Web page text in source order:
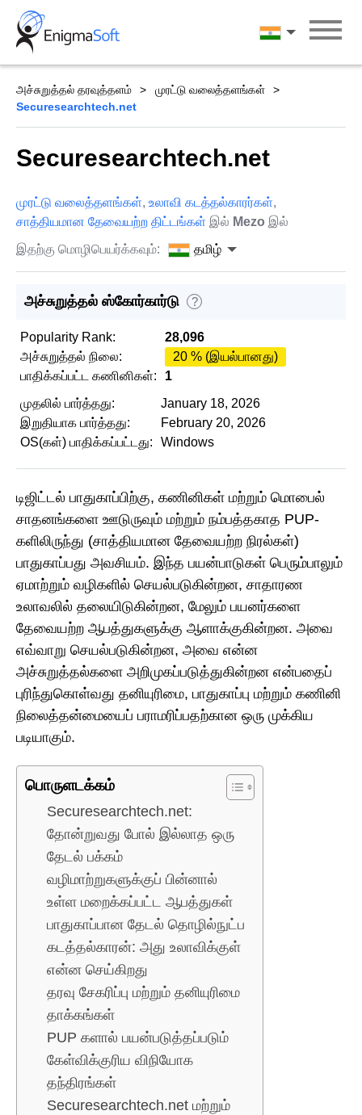
Skip
content
தமிழ்
அச்சுறுத்தல் தரவுத்தளம்
முரட்டு வலைத்தளங்கள்
Securesearchtech.net
Securesearchtech.net
முரட்டு வலைத்தளங்கள், உலாவி கடத்தல்காரர்கள்,
சாத்தியமான தேவையற்ற திட்டங்கள் இல் Mezo இல்
இதற்கு மொழிபெயர்க்கவும்:
தமிழ்
அச்சுறுத்தல் ஸ்கோர்கார்டு ?
Popularity Rank:
28,096
அச்சுறுத்தல் நிலை:
20 % (இயல்பானது)
பாதிக்கப்பட்ட கணினிகள்:
1
முதலில் பார்த்தது:
January 18, 2026
இறுதியாக பார்த்தது:
February 20, 2026
OS(கள்) பாதிக்கப்பட்டது:
Windows
டிஜிட்டல் பாதுகாப்பிற்கு, கணினிகள் மற்றும் மொபைல்
சாதனங்களை ஊடுருவும் மற்றும் நம்பத்தகாத PUP-
களிலிருந்து (சாத்தியமான தேவையற்ற நிரல்கள்)
பாதுகாப்பது அவசியம். இந்த பயன்பாடுகள் பெரும்பாலும்
ஏமாற்றும் வழிகளில் செயல்படுகின்றன, சாதாரண
உலாவலில் தலையிடுகின்றன, மேலும் பயனர்களை
தேவையற்ற ஆபத்துகளுக்கு ஆளாக்குகின்றன. அவை
எவ்வாறு செயல்படுகின்றன, அவை என்ன
அச்சுறுத்தல்களை அறிமுகப்படுத்துகின்றன என்பதைப்
புரிந்துகொள்வது தனியுரிமை, பாதுகாப்பு மற்றும் கணினி
நிலைத்தன்மையைப் பராமரிப்பதற்கான ஒரு முக்கிய
படியாகும்.
பொருளடக்கம்
Securesearchtech.net:
தோன்றுவது போல் இல்லாத ஒரு
தேடல் பக்கம்
வழிமாற்றுகளுக்குப் பின்னால்
உள்ள மறைக்கப்பட்ட ஆபத்துகள்
பாதுகாப்பான தேடல் தொழில்நுட்ப
கடத்தல்காரன்: அது உலாவிக்குள்
என்ன செய்கிறது
தரவு சேகரிப்பு மற்றும் தனியுரிமை
தாக்கங்கள்
PUP களால் பயன்படுத்தப்படும்
கேள்விக்குரிய விநியோக
தந்திரங்கள்
Securesearchtech.net மற்றும்